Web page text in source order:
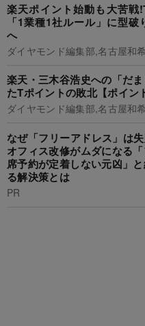
楽天ポイント始動も大苦戦
「1業種1社ルール」に型
へ
ダイヤモンド編集部,名古屋和希
楽天・三木谷浩史への「だ
たTポイントの敗北【ポイン
ダイヤモンド編集部,名古屋和希
なぜ「フリーアドレス」は
オフィス改修がムダになる
席予約が定着しない元凶」
る解決策とは
PR